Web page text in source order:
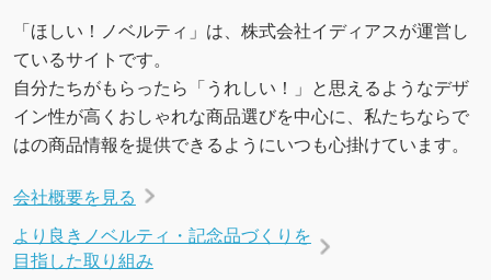
URLをご指定いただければ、QRコードを生成
いたします。配置のご相談にも応じています。
→詳しく見る
「ほしい！ノベルティ」は、株式会社イディアスが運営し
ているサイトです。
自分たちがもらったら「うれしい！」と思えるようなデザ
イン性が高くおしゃれな商品選びを中心に、私たちならで
はの商品情報を提供できるようにいつも心掛けています。
会社概要を見る
より良きノベルティ・記念品づくりを
目指した取り組み